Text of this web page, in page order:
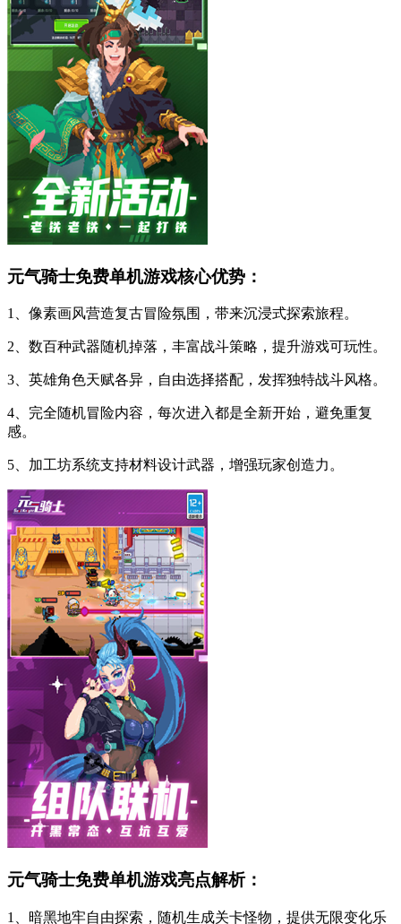
元气骑士免费单机游戏核心优势：
1、像素画风营造复古冒险氛围，带来沉浸式探索旅程。
2、数百种武器随机掉落，丰富战斗策略，提升游戏可玩性。
3、英雄角色天赋各异，自由选择搭配，发挥独特战斗风格。
4、完全随机冒险内容，每次进入都是全新开始，避免重复
感。
5、加工坊系统支持材料设计武器，增强玩家创造力。
元气骑士免费单机游戏亮点解析：
1、暗黑地牢自由探索，随机生成关卡怪物，提供无限变化乐